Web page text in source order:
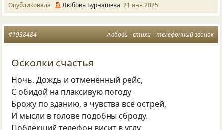
Опубликовала Любовь Бурнашева 21 янв 2025
любовь стихи телефонный звонок
#1938484
Осколки счастья
Ночь. Дождь и отменённый рейс,
С обидой на плаксивую погоду
Брожу по зданию, а чувства всё острей,
И мысли в голове подобны сброду.
Поблёкший телефон висит в углу